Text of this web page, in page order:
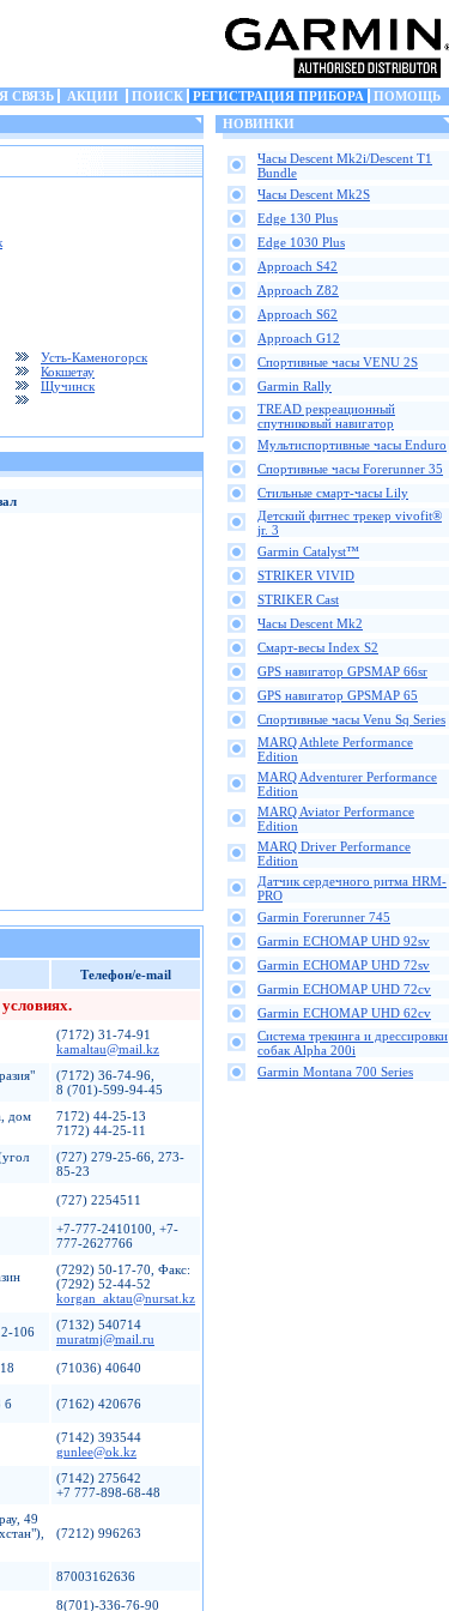
СВЯЗЬ АКЦИИ ПОИСК РЕГИСТРАЦИЯ ПРИБОРА
ПОМОЩЬ
Усть-Каменогорск
Кокшетау
Щучинск
Телефон/e-mail
(7172) 31-74-91
kamaltau@mail.kz
(7172) 36-74-96,
8 (701)-599-94-45
дом
7172) 44-25-13
7172) 44-25-11
(727) 279-25-66, 273-
85-23
(727) 2254511
+7-777-2410100, +7-
777-2627766
(7292) 50-17-70, Факс:
(7292) 52-44-52
korgan_aktau@nursat.kz
106
(7132) 540714
muratmj@mail.ru
(71036) 40640
б (7162) 420676
(7142) 393544
gunlee@ok.kz
(7142) 275642
+7 777-898-68-48
49
(7212) 996263
87003162636
8(701)-336-76-90
НОВИНКИ
Часы Descent Mk2i/Descent T1
Bundle
Часы Descent Mk2S
Edge 130 Plus
Edge 1030 Plus
Approach S42
Approach Z82
Approach S62
Approach G12
Спортивные часы VENU 2S
Garmin Rally
TREAD рекреационный
спутниковый навигатор
Мультиспортивные часы Enduro
Спортивные часы Forerunner 35
Стильные смарт-часы Lily
Детский фитнес трекер vivofit®
jr. 3
Garmin Catalyst™
STRIKER VIVID
STRIKER Cast
Часы Descent Mk2
Смарт-весы Index S2
GPS навигатор GPSMAP 66sr
GPS навигатор GPSMAP 65
Спортивные часы Venu Sq Series
MARQ Athlete Performance
Edition
MARQ Adventurer Performance
Edition
MARQ Aviator Performance
Edition
MARQ Driver Performance
Edition
Датчик сердечного ритма HRM-
PRO
Garmin Forerunner 745
Garmin ECHOMAP UHD 92sv
Garmin ECHOMAP UHD 72sv
Garmin ECHOMAP UHD 72cv
Garmin ECHOMAP UHD 62cv
Cистема трекинга и дрессировки
собак Alpha 200i
Garmin Montana 700 Series